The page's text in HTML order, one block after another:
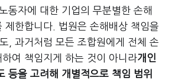
동자에 대한 기업의 무분별한 손해
제한합니다. 법원은 손해배상 책임을
, 과거처럼 모든 조합원에게 전체 손
여 책임지게 하는 것이 아니라개인
등을 고려해 개별적으로 책임 범위